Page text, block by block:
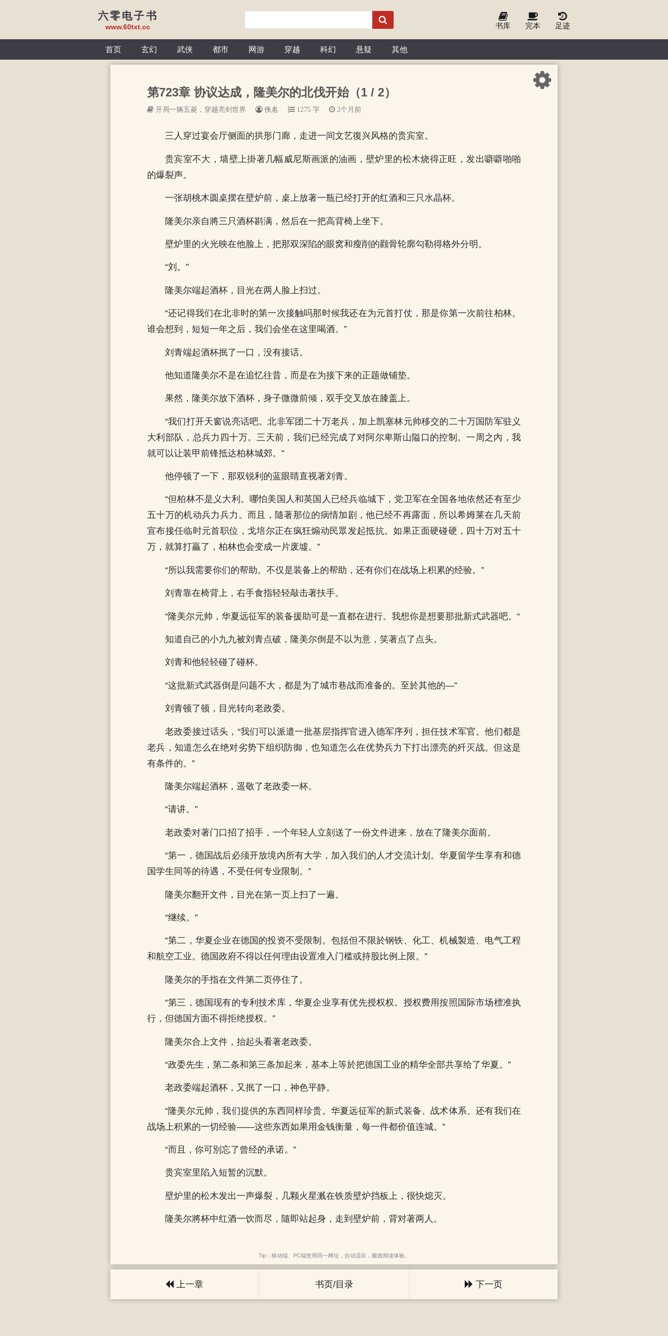
六零电子书
www.60txt.cc 书库 完本 足迹
首页 玄幻 武侠 都市 网游 穿越 科幻 悬疑 其他
第723章 协议达成，隆美尔的北伐开始（1 / 2）
开局一辆五菱，穿越亮剑世界 佚名 1275 字 2个月前
三人穿过宴会厅侧面的拱形门廊，走进一间文艺復兴风格的贵宾室。
贵宾室不大，墙壁上掛著几幅威尼斯画派的油画，壁炉里的松木烧得正旺，发出噼噼啪啪
的爆裂声。
一张胡桃木圆桌摆在壁炉前，桌上放著一瓶已经打开的红酒和三只水晶杯。
隆美尔亲自將三只酒杯斟满，然后在一把高背椅上坐下。
壁炉里的火光映在他脸上，把那双深陷的眼窝和瘦削的颧骨轮廓勾勒得格外分明。
“刘。”
隆美尔端起酒杯，目光在两人脸上扫过。
“还记得我们在北非时的第一次接触吗那时候我还在为元首打仗，那是你第一次前往柏林。
谁会想到，短短一年之后，我们会坐在这里喝酒。”
刘青端起酒杯抿了一口，没有接话。
他知道隆美尔不是在追忆往昔，而是在为接下来的正题做铺垫。
果然，隆美尔放下酒杯，身子微微前倾，双手交叉放在膝盖上。
“我们打开天窗说亮话吧。北非军团二十万老兵，加上凯塞林元帅移交的二十万国防军驻义
大利部队，总兵力四十万。三天前，我们已经完成了对阿尔卑斯山隘口的控制。一周之內，我
就可以让装甲前锋抵达柏林城郊。”
他停顿了一下，那双锐利的蓝眼睛直视著刘青。
“但柏林不是义大利。哪怕美国人和英国人已经兵临城下，党卫军在全国各地依然还有至少
五十万的机动兵力兵力。而且，隨著那位的病情加剧，他已经不再露面，所以希姆莱在几天前
宣布接任临时元首职位，戈培尔正在疯狂煽动民眾发起抵抗。如果正面硬碰硬，四十万对五十
万，就算打贏了，柏林也会变成一片废墟。”
“所以我需要你们的帮助。不仅是装备上的帮助，还有你们在战场上积累的经验。”
刘青靠在椅背上，右手食指轻轻敲击著扶手。
“隆美尔元帅，华夏远征军的装备援助可是一直都在进行。我想你是想要那批新式武器吧。“
知道自己的小九九被刘青点破，隆美尔倒是不以为意，笑著点了点头。
刘青和他轻轻碰了碰杯。
“这批新式武器倒是问题不大，都是为了城市巷战而准备的。至於其他的—”
刘青顿了顿，目光转向老政委。
老政委接过话头，“我们可以派遣一批基层指挥官进入德军序列，担任技术军官。他们都是
老兵，知道怎么在绝对劣势下组织防御，也知道怎么在优势兵力下打出漂亮的歼灭战。但这是
有条件的。”
隆美尔端起酒杯，遥敬了老政委一杯。
“请讲。”
老政委对著门口招了招手，一个年轻人立刻送了一份文件进来，放在了隆美尔面前。
“第一，德国战后必须开放境內所有大学，加入我们的人才交流计划。华夏留学生享有和德
国学生同等的待遇，不受任何专业限制。”
隆美尔翻开文件，目光在第一页上扫了一遍。
“继续。”
“第二，华夏企业在德国的投资不受限制。包括但不限於钢铁、化工、机械製造、电气工程
和航空工业。德国政府不得以任何理由设置准入门槛或持股比例上限。”
隆美尔的手指在文件第二页停住了。
“第三，德国现有的专利技术库，华夏企业享有优先授权权。授权费用按照国际市场標准执
行，但德国方面不得拒绝授权。”
隆美尔合上文件，抬起头看著老政委。
“政委先生，第二条和第三条加起来，基本上等於把德国工业的精华全部共享给了华夏。”
老政委端起酒杯，又抿了一口，神色平静。
“隆美尔元帅，我们提供的东西同样珍贵。华夏远征军的新式装备、战术体系、还有我们在
战场上积累的一切经验——这些东西如果用金钱衡量，每一件都价值连城。”
“而且，你可別忘了曾经的承诺。”
贵宾室里陷入短暂的沉默。
壁炉里的松木发出一声爆裂，几颗火星溅在铁质壁炉挡板上，很快熄灭。
隆美尔將杯中红酒一饮而尽，隨即站起身，走到壁炉前，背对著两人。
Tip：移动端、PC端使用同一网址，自动适应，极致阅读体验。
上一章 书页/目录 下一页